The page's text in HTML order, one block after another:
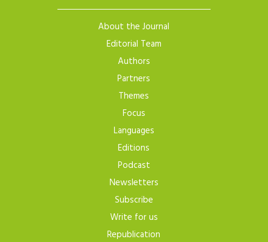
About the Journal
Editorial Team
Authors
Partners
Themes
Focus
Languages
Editions
Podcast
Newsletters
Subscribe
Write for us
Republication